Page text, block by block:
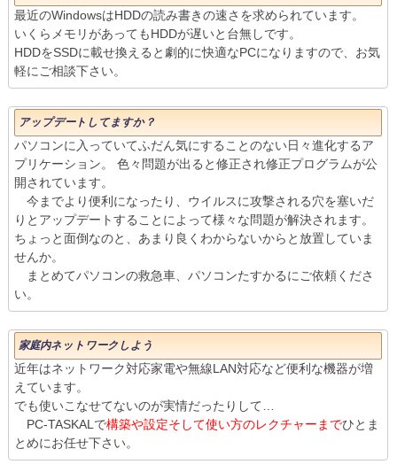
最近のWindowsはHDDの読み書きの速さを求められています。
いくらメモリがあってもHDDが遅いと台無しです。
HDDをSSDに載せ換えると劇的に快適なPCになりますので、お気
軽にご相談下さい。
アップデートしてますか？
パソコンに入っていてふだん気にすることのない日々進化するア
プリケーション。 色々問題が出ると修正され修正プログラムが公
開されています。
今までより便利になったり、ウイルスに攻撃される穴を塞いだ
りとアップデートすることによって様々な問題が解決されます。
ちょっと面倒なのと、あまり良くわからないからと放置していま
せんか。
まとめてパソコンの救急車、パソコンたすかるにご依頼くださ
い。
家庭内ネットワークしよう
近年はネットワーク対応家電や無線LAN対応など便利な機器が増
えています。
でも使いこなせてないのが実情だったりして…
PC-TASKALで構築や設定そして使い方のレクチャーまでひとま
とめにお任せ下さい。